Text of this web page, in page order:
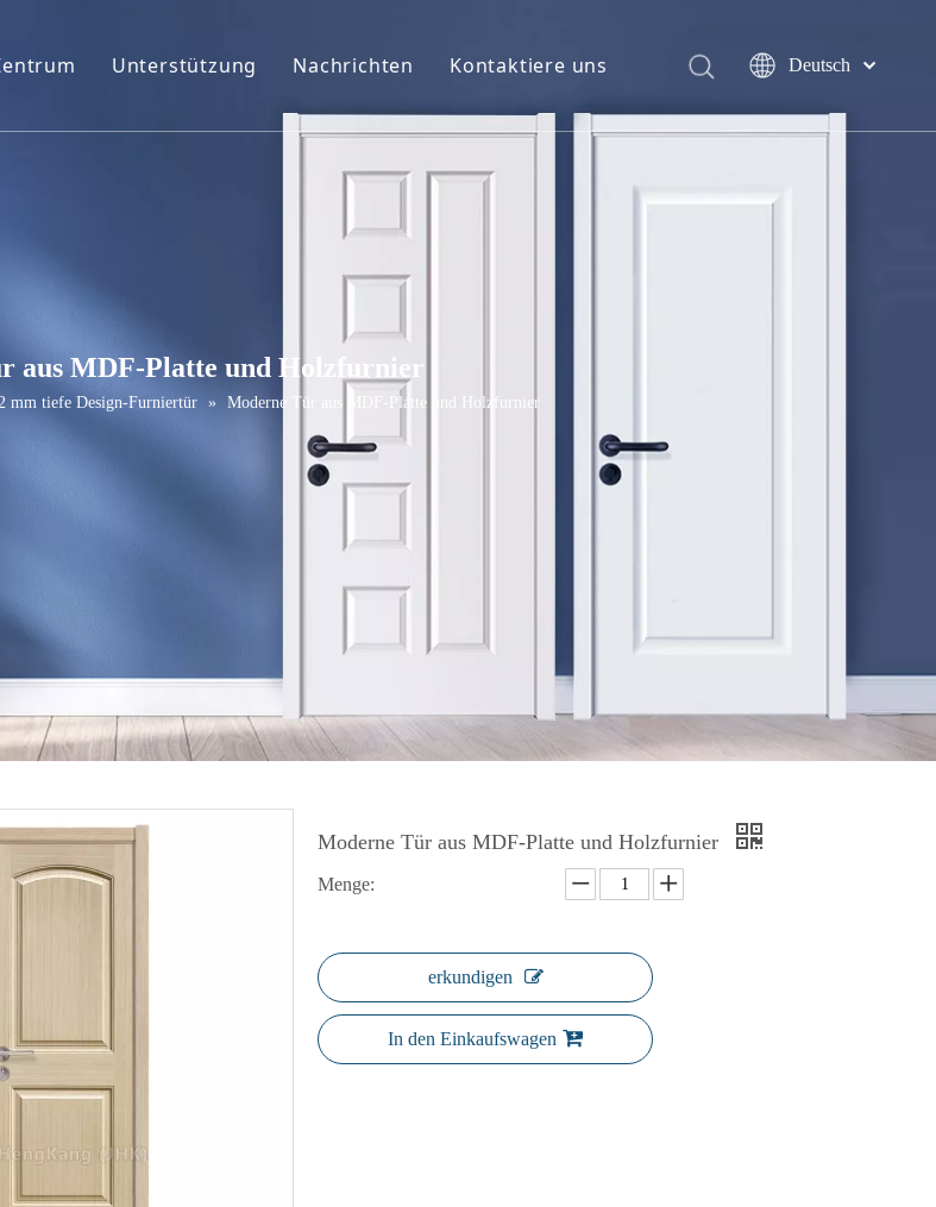
Unterstützung Nachrichten Kontaktiere uns
Deutsch
简体中文
aus MDF-Platte und Holzfurnier
mm tiefe Design-Furniertür » Moderne Tür aus MDF-Platte und Holzfurnier
Moderne Tür aus MDF-Platte und Holzfurnier
Menge:
erkundigen
In den Einkaufswagen